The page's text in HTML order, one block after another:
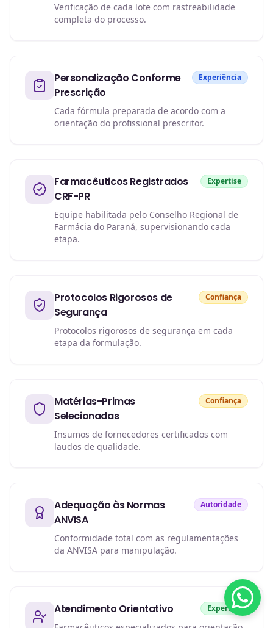
Verificação de cada lote com rastreabilidade
completa do processo.
Personalização Conforme
Prescrição
Experiência
Cada fórmula preparada de acordo com a
orientação do profissional prescritor.
Farmacêuticos Registrados
CRF-PR
Expertise
Equipe habilitada pelo Conselho Regional de
Farmácia do Paraná, supervisionando cada
etapa.
Protocolos Rigorosos de
Segurança
Confiança
Protocolos rigorosos de segurança em cada
etapa da formulação.
Matérias-Primas
Selecionadas
Confiança
Insumos de fornecedores certificados com
laudos de qualidade.
Adequação às Normas
ANVISA
Autoridade
Conformidade total com as regulamentações
da ANVISA para manipulação.
Atendimento Orientativo Expertise